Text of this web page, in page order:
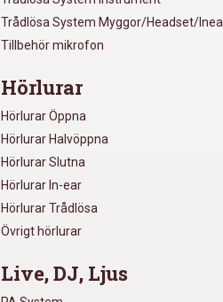
Trådlösa System Myggor/Headset/
Tillbehör mikrofon
Hörlurar
Hörlurar Öppna
Hörlurar Halvöppna
Hörlurar Slutna
Hörlurar In-ear
Hörlurar Trådlösa
Övrigt hörlurar
Live, DJ, Ljus